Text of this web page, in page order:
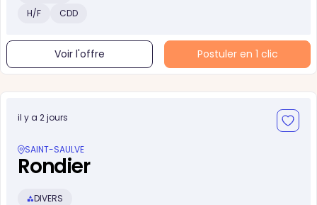
H/F
CDD
Voir l'offre Postuler en 1 clic
il y a 2 jours
SAINT-SAULVE
Rondier
DIVERS